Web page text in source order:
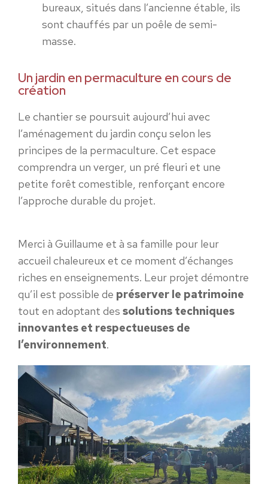
bureaux, situés dans l’ancienne étable, ils
sont chauffés par un poêle de semi-
masse.
Un jardin en permaculture en cours de
création
Le chantier se poursuit aujourd’hui avec
l’aménagement du jardin conçu selon les
principes de la permaculture. Cet espace
comprendra un verger, un pré fleuri et une
petite forêt comestible, renforçant encore
l’approche durable du projet.
Merci à Guillaume et à sa famille pour leur
accueil chaleureux et ce moment d’échanges
riches en enseignements. Leur projet démontre
qu’il est possible de préserver le patrimoine
tout en adoptant des solutions techniques
innovantes et respectueuses de
l’environnement.